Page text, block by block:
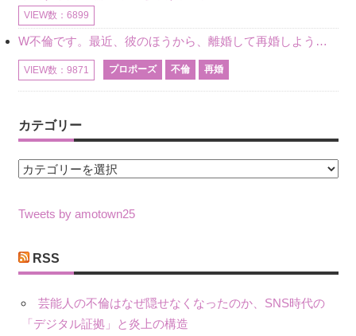
VIEW数：6899
W不倫です。最近、彼のほうから、離婚して再婚しよう、と言ってきました。ハッキリいうと、そこまでは考えていませんでした。彼を好きな気持ちはあるし、彼なしの生活は考えられません。だけど、離婚して再婚すると
VIEW数：9871 プロポーズ 不倫 再婚
カテゴリー
カ
ゴ
ー
Tweets by amotown25
RSS
芸能人の不倫はなぜ隠せなくなったのか、SNS時代の
「デジタル証拠」と炎上の構造